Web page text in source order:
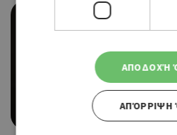
«ΜΑΤΩΜΕΝΑ ΣΤΕΦΑΝΑ»
02/05/2026 - 03/05/2026
ΑΠΟΔΟΧΉ
ΑΠΌΡΡΙΨΗ